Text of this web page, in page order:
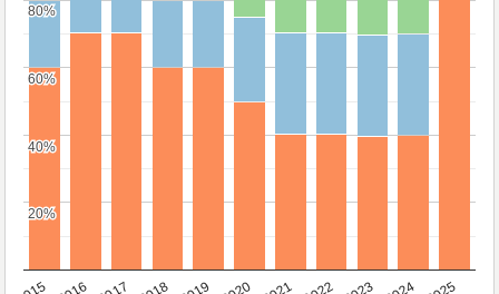
20%
20%
40%
40%
60%
60%
80%
80%